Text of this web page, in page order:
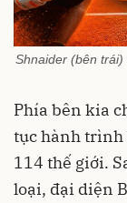
Shnaider (bên
Phía bên kia
tục hành trình
114 thế giới.
loại, đại diện